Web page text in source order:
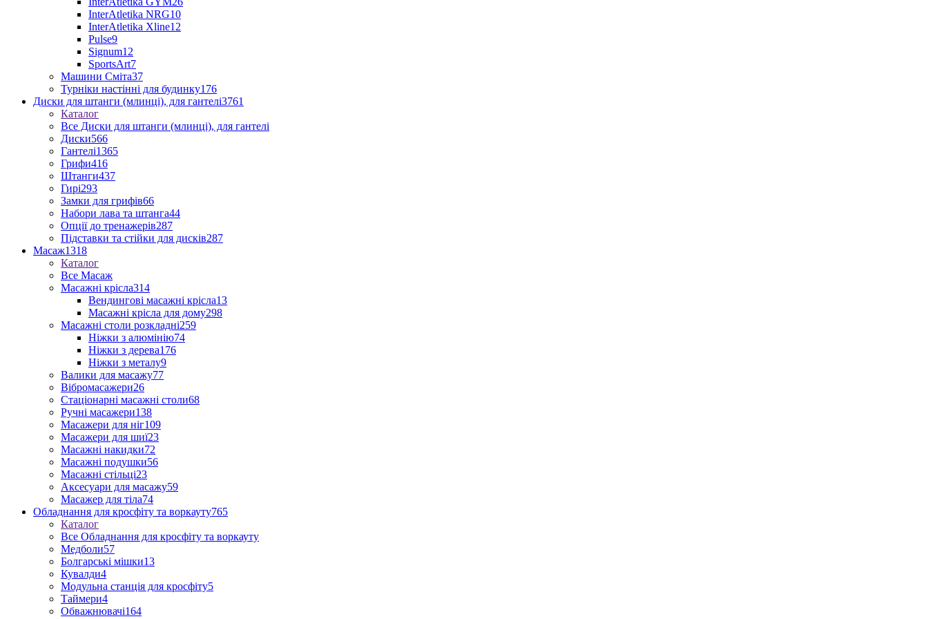
InterAtletika NRG10
InterAtletika Xline12
Pulse9
Signum12
SportsArt7
Машини Сміта37
Турніки настінні для будинку176
Диски для штанги (млинці), для гантелі3761
Каталог
Все Диски для штанги (млинці), для гантелі
Диски566
Гантелі1365
Грифи416
Штанги437
Гирі293
Замки для грифів66
Набори лава та штанга44
Опції до тренажерів287
Підставки та стійки для дисків287
Масаж1318
Каталог
Все Масаж
Масажні крісла314
Вендингові масажні крісла13
Масажні крісла для дому298
Масажні столи розкладні259
Ніжки з алюмінію74
Ніжки з дерева176
Ніжки з металу9
Валики для масажу77
Вібромасажери26
Стаціонарні масажні столи68
Ручні масажери138
Масажери для ніг109
Масажери для шиї23
Масажні накидки72
Масажні подушки56
Масажні стільці23
Аксесуари для масажу59
Масажер для тіла74
Обладнання для кросфіту та воркауту765
Каталог
Все Обладнання для кросфіту та воркауту
Медболи57
Болгарські мішки13
Кувалди4
Модульна станція для кросфіту5
Таймери4
Обважнювачі164